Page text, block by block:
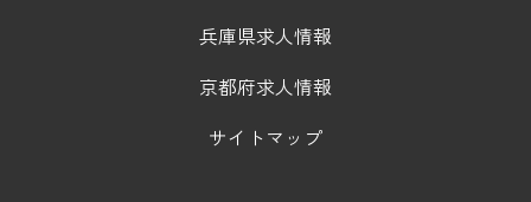
兵庫県求人情報
京都府求人情報
サイトマップ